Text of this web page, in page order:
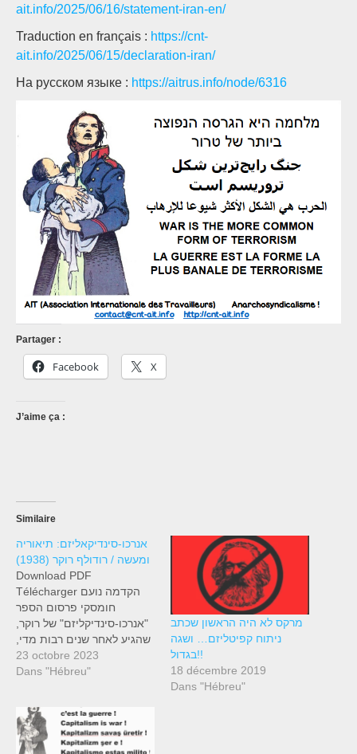
ait.info/2025/06/16/statement-iran-en/
Traduction en français : https://cnt-
ait.info/2025/06/15/declaration-iran/
На русском языке : https://aitrus.info/node/6316
Partager :
Facebook X
J’aime ça :
Similaire
אנרכו-סינדיקאליזם: תיאוריה
ומעשה / רודולף רוקר (1938)
Download PDF
Télécharger הקדמה נועם
חומסקי פרסום הספר
"אנרכו-סינדיקליזם" של רוקר,
שהגיע לאחר שנים רבות מדי,
הוא אירוע שנושא חשיבות
רבה עבור אנשים הטרודים
רוקר בשנים הראשונות של
מלחמת העולם השנייה,
בחנויות-הספרים
23 octobre 2023
Dans "Hébreu"
מרקס לא היה הראשון שכתב
ניתוח קפיטליזם… ושגה
בגדול!!
18 décembre 2019
Dans "Hébreu"